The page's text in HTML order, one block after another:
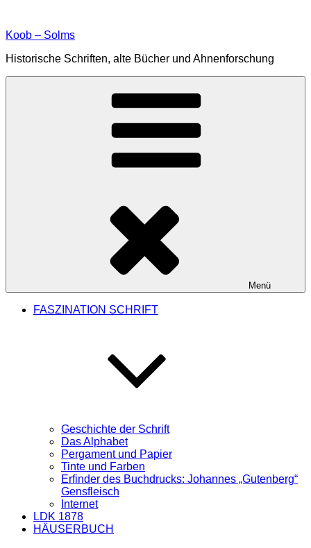
springen
Koob – Solms
Historische Schriften, alte Bücher und Ahnenforschung
Menü
FASZINATION SCHRIFT
Geschichte der Schrift
Das Alphabet
Pergament und Papier
Tinte und Farben
Erfinder des Buchdrucks: Johannes „Gutenberg“
Gensfleisch
Internet
LDK 1878
HÄUSERBUCH